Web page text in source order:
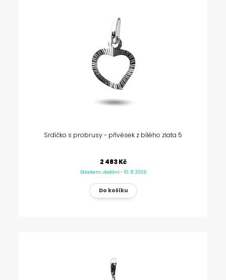
Srdíčko s probrusy - přívěsek z bílého zlata 5
2 483 Kč
Skladem, dodání - 10. 8. 2026